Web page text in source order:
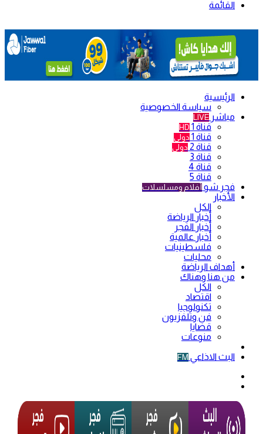
القائمة
الرئيسية
سياسة الخصوصية
مباشر LIVE
قناة 1 HD
قناة 1 دولي
قناة 2 دولي
قناة 3
قناة 4
قناة 5
فجر شو أفلام ومسلسلات
الأخبار
الكل
أخبار الرياضة
أخبار الفجر
أخبار عالمية
فلسطينيات
محليات
أهداف الرياضة
من هنا وهناك
الكل
اقتصاد
تكنولوجيا
فن وتلفزيون
قضايا
منوعات
البث الاذاعي FM